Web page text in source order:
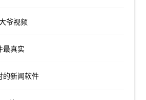
爷视频
最真实
的新闻软件